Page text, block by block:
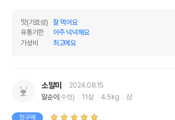
원료구성
권장 연령 3개월 이상
* 브랜드사에서 제공한 정보로 모
맛(기호성)
잘 먹어요
유통기한
아주 넉넉해요
가성비
최고에요
소말미
2024.08.15
말순이(수컷) 11살 4.5kg 샴
첫구매